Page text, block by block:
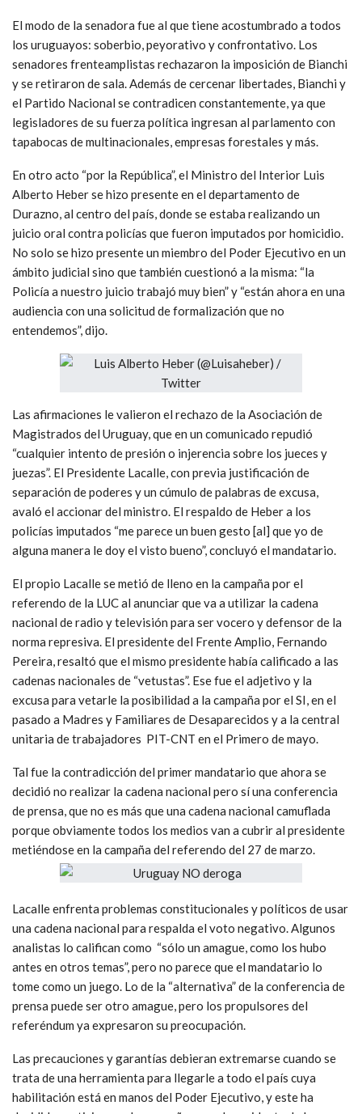
El modo de la senadora fue al que tiene acostumbrado a todos
los uruguayos: soberbio, peyorativo y confrontativo. Los
senadores frenteamplistas rechazaron la imposición de Bianchi
y se retiraron de sala. Además de cercenar libertades, Bianchi y
el Partido Nacional se contradicen constantemente, ya que
legisladores de su fuerza política ingresan al parlamento con
tapabocas de multinacionales, empresas forestales y más.
En otro acto “por la República”, el Ministro del Interior Luis
Alberto Heber se hizo presente en el departamento de
Durazno, al centro del país, donde se estaba realizando un
juicio oral contra policías que fueron imputados por homicidio.
No solo se hizo presente un miembro del Poder Ejecutivo en un
ámbito judicial sino que también cuestionó a la misma: “la
Policía a nuestro juicio trabajó muy bien” y “están ahora en una
audiencia con una solicitud de formalización que no
entendemos”, dijo.
Las afirmaciones le valieron el rechazo de la Asociación de
Magistrados del Uruguay, que en un comunicado repudió
“cualquier intento de presión o injerencia sobre los jueces y
juezas”. El Presidente Lacalle, con previa justificación de
separación de poderes y un cúmulo de palabras de excusa,
avaló el accionar del ministro. El respaldo de Heber a los
policías imputados “me parece un buen gesto [al] que yo de
alguna manera le doy el visto bueno”, concluyó el mandatario.
El propio Lacalle se metió de lleno en la campaña por el
referendo de la LUC al anunciar que va a utilizar la cadena
nacional de radio y televisión para ser vocero y defensor de la
norma represiva. El presidente del Frente Amplio, Fernando
Pereira, resaltó que el mismo presidente había calificado a las
cadenas nacionales de “vetustas”. Ese fue el adjetivo y la
excusa para vetarle la posibilidad a la campaña por el SI, en el
pasado a Madres y Familiares de Desaparecidos y a la central
unitaria de trabajadores PIT-CNT en el Primero de mayo.
Tal fue la contradicción del primer mandatario que ahora se
decidió no realizar la cadena nacional pero sí una conferencia
de prensa, que no es más que una cadena nacional camuflada
porque obviamente todos los medios van a cubrir al presidente
metiéndose en la campaña del referendo del 27 de marzo.
Lacalle enfrenta problemas constitucionales y políticos de usar
una cadena nacional para respalda el voto negativo. Algunos
analistas lo califican como “sólo un amague, como los hubo
antes en otros temas”, pero no parece que el mandatario lo
tome como un juego. Lo de la “alternativa” de la conferencia de
prensa puede ser otro amague, pero los propulsores del
referéndum ya expresaron su preocupación.
Las precauciones y garantías debieran extremarse cuando se
trata de una herramienta para llegarle a todo el país cuya
habilitación está en manos del Poder Ejecutivo, y este ha